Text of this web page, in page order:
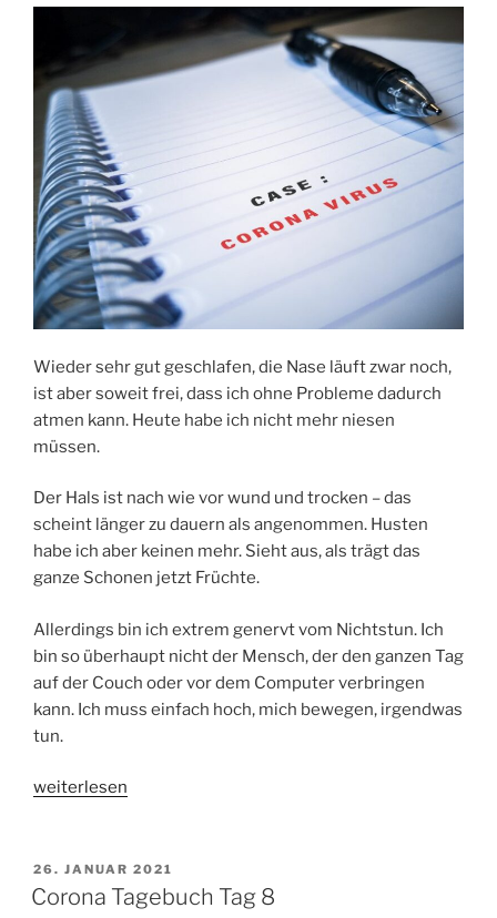
Wieder sehr gut geschlafen, die Nase läuft zwar noch,
ist aber soweit frei, dass ich ohne Probleme dadurch
atmen kann. Heute habe ich nicht mehr niesen
müssen.
Der Hals ist nach wie vor wund und trocken – das
scheint länger zu dauern als angenommen. Husten
habe ich aber keinen mehr. Sieht aus, als trägt das
ganze Schonen jetzt Früchte.
Allerdings bin ich extrem genervt vom Nichtstun. Ich
bin so überhaupt nicht der Mensch, der den ganzen Tag
auf der Couch oder vor dem Computer verbringen
kann. Ich muss einfach hoch, mich bewegen, irgendwas
tun.
„Corona
9“
weiterlesen
VERÖFFENTLICHT
AM
26. JANUAR 2021
Corona Tagebuch Tag 8